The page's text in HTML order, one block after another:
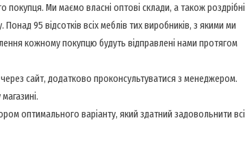
Ми маємо власні оптові склади, а також роздрібні
95 відсотків всіх меблів тих виробників, з якими ми
кожному покупцю будуть відправлені нами протягом
сайт, додатково проконсультуватися з менеджером.
оптимального варіанту, який здатний задовольнити всі